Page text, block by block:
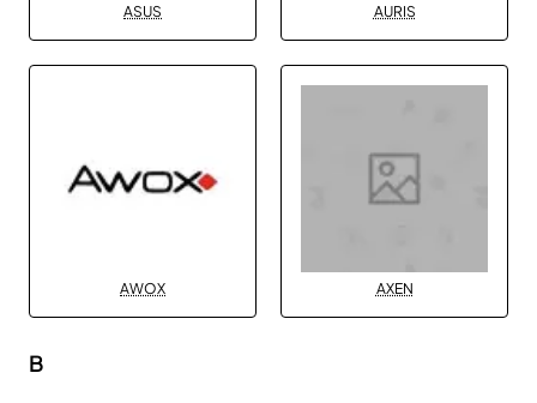
ASUS AURIS
AWOX AXEN
B